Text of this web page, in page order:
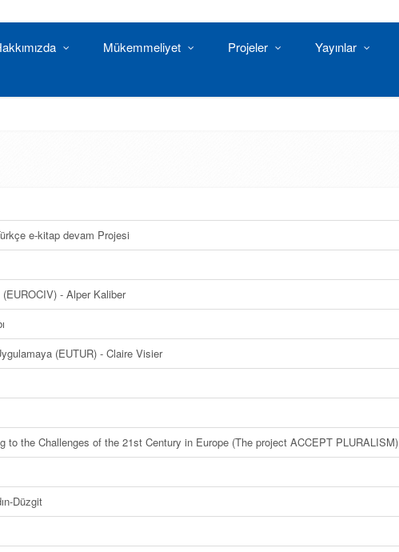
Mükemmeliyet Projeler Yayınlar
e-kitap devam Projesi
(EUROCIV) - Alper Kaliber
(EUTUR) - Claire Visier
the Challenges of the 21st Century in Europe (The project ACCEPT PLURALISM)
Düzgit